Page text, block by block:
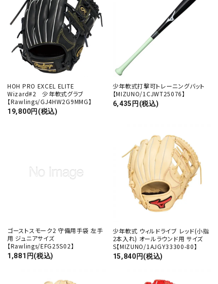
HOH PRO EXCEL ELITE
Wizard#2 少年軟式グラブ
【Rawlings/GJ4HW2G9MMG】
19,800円(税込)
少年軟式打撃可トレーニングバット
【MIZUNO/1CJWT25076】
6,435円(税込)
ゴーストスモーク2 守備用手袋 左手
用 ジュニアサイズ
【Rawlings/EFG25S02】
1,881円(税込)
少年軟式 ウィルドライブ レッド(小指
2本入れ) オールラウンド用 サイズ
S【MIZUNO/1AJGY33300-80】
15,840円(税込)